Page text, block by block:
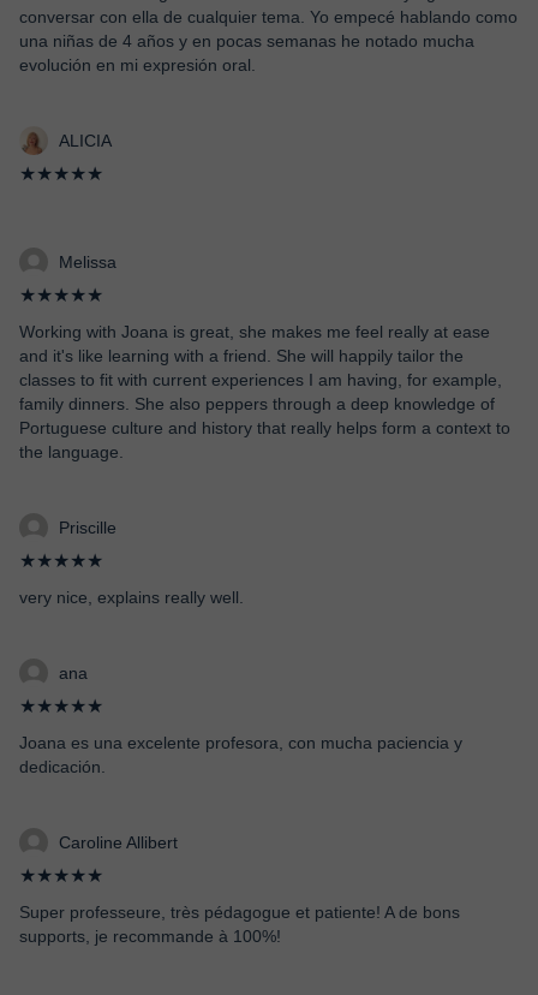
conversar con ella de cualquier tema. Yo empecé hablando como
una niñas de 4 años y en pocas semanas he notado mucha
evolución en mi expresión oral.
ALICIA
★★★★★
Melissa
★★★★★
Working with Joana is great, she makes me feel really at ease
and it's like learning with a friend. She will happily tailor the
classes to fit with current experiences I am having, for example,
family dinners. She also peppers through a deep knowledge of
Portuguese culture and history that really helps form a context to
the language.
Priscille
★★★★★
very nice, explains really well.
ana
★★★★★
Joana es una excelente profesora, con mucha paciencia y
dedicación.
Caroline Allibert
★★★★★
Super professeure, très pédagogue et patiente! A de bons
supports, je recommande à 100%!